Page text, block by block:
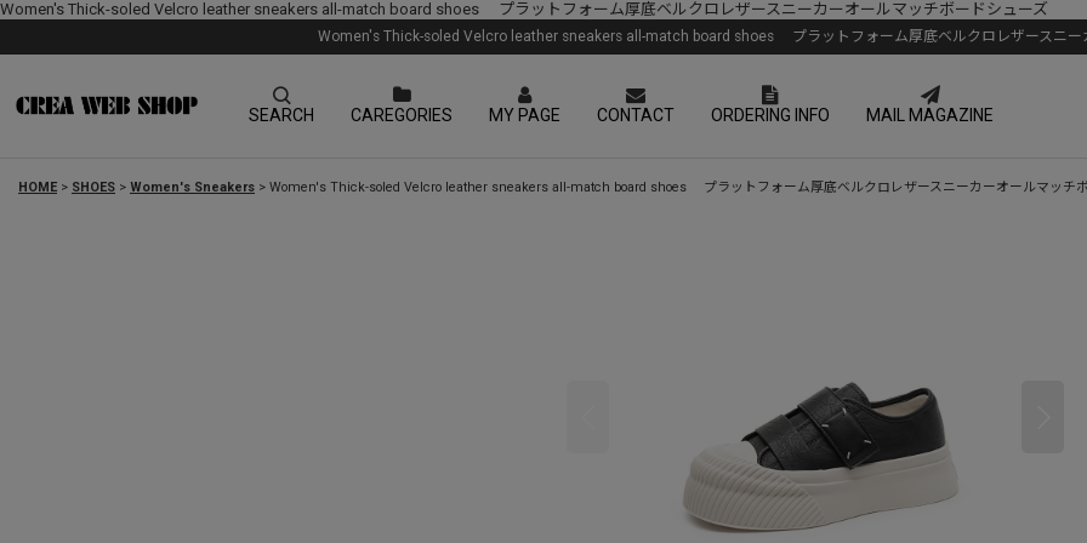
Women's Thick-soled Velcro leather sneakers all-match board shoes プラットフォーム厚底ベルクロレザースニーカーオールマッチボードシューズ
Women's Thick-soled Velcro leather sneakers all-match board shoes プラットフォーム厚底ベルクロレザースニ
SEARCH CAREGORIES MY PAGE CONTACT ORDERING INFO MAIL MAGAZINE
HOME > SHOES > Women's Sneakers > Women's Thick-soled Velcro leather sneakers all-match board shoes プラットフォーム厚底ベルクロレザースニーカーオールマッチ